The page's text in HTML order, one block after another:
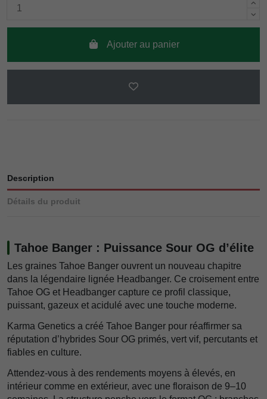
Ajouter au panier
Description
Détails du produit
Tahoe Banger : Puissance Sour OG d’élite
Les graines Tahoe Banger ouvrent un nouveau chapitre
dans la légendaire lignée Headbanger. Ce croisement entre
Tahoe OG et Headbanger capture ce profil classique,
puissant, gazeux et acidulé avec une touche moderne.
Karma Genetics a créé Tahoe Banger pour réaffirmer sa
réputation d’hybrides Sour OG primés, vert vif, percutants et
fiables en culture.
Attendez-vous à des rendements moyens à élevés, en
intérieur comme en extérieur, avec une floraison de 9–10